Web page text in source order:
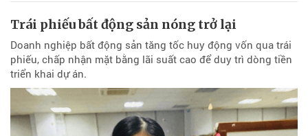
Trái phiếu bất động sản nóng trở lại
Doanh nghiệp bất động sản tăng tốc huy động vốn qua trái
phiếu, chấp nhận mặt bằng lãi suất cao để duy trì dòng tiền
triển khai dự án.